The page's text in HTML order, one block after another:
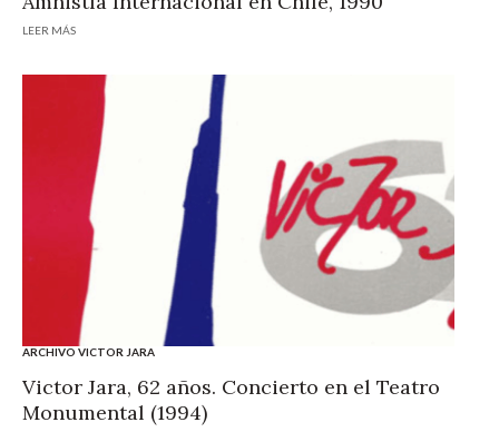
LEER MÁS
ARCHIVO VICTOR JARA
Victor Jara, 62 años. Concierto en el Teatro
Monumental (1994)